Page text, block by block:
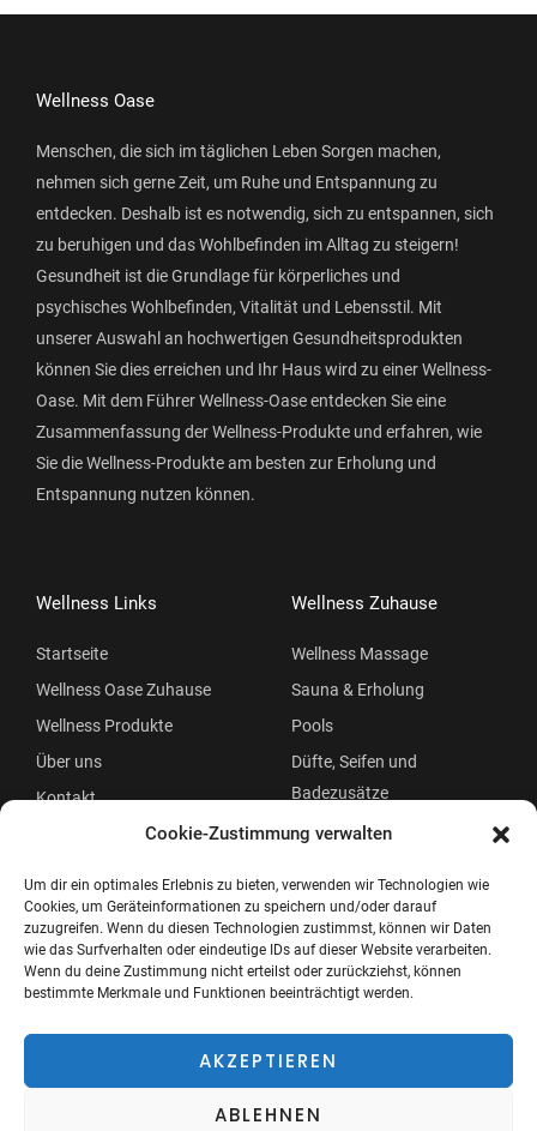
Cookie-Zustimmung verwalten
Um dir ein optimales Erlebnis zu bieten, verwenden wir Technologien wie
Cookies, um Geräteinformationen zu speichern und/oder darauf
zuzugreifen. Wenn du diesen Technologien zustimmst, können wir Daten
wie das Surfverhalten oder eindeutige IDs auf dieser Website verarbeiten.
Wenn du deine Zustimmung nicht erteilst oder zurückziehst, können
bestimmte Merkmale und Funktionen beeinträchtigt werden.
AKZEPTIEREN
ABLEHNEN
Wellness Oase
Menschen, die sich im täglichen Leben Sorgen machen,
nehmen sich gerne Zeit, um Ruhe und Entspannung zu
entdecken. Deshalb ist es notwendig, sich zu entspannen, sich
zu beruhigen und das Wohlbefinden im Alltag zu steigern!
Gesundheit ist die Grundlage für körperliches und
psychisches Wohlbefinden, Vitalität und Lebensstil. Mit
unserer Auswahl an hochwertigen Gesundheitsprodukten
können Sie dies erreichen und Ihr Haus wird zu einer Wellness-
Oase. Mit dem Führer Wellness-Oase entdecken Sie eine
Zusammenfassung der Wellness-Produkte und erfahren, wie
Sie die Wellness-Produkte am besten zur Erholung und
Entspannung nutzen können.
Wellness Links
Startseite
Wellness Oase Zuhause
Wellness Produkte
Über uns
Kontakt
Wellness Zuhause
Wellness Massage
Sauna & Erholung
Pools
Düfte, Seifen und
Badezusätze
Beauty
Menü